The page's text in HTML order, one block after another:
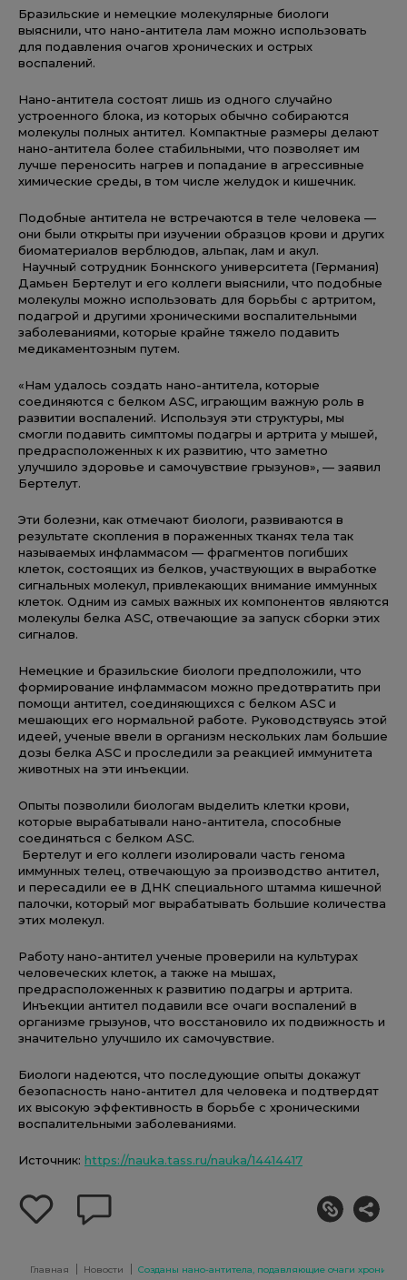
Бразильские и немецкие молекулярные биологи
выяснили, что нано-антитела лам можно использовать
для подавления очагов хронических и острых
воспалений.
Нано-антитела состоят лишь из одного случайно
устроенного блока, из которых обычно собираются
молекулы полных антител. Компактные размеры делают
нано-антитела более стабильными, что позволяет им
лучше переносить нагрев и попадание в агрессивные
химические среды, в том числе желудок и кишечник.
Подобные антитела не встречаются в теле человека —
они были открыты при изучении образцов крови и других
биоматериалов верблюдов, альпак, лам и акул.
Научный сотрудник Боннского университета (Германия)
Дамьен Бертелут и его коллеги выяснили, что подобные
молекулы можно использовать для борьбы с артритом,
подагрой и другими хроническими воспалительными
заболеваниями, которые крайне тяжело подавить
медикаментозным путем.
«Нам удалось создать нано-антитела, которые
соединяются с белком ASC, играющим важную роль в
развитии воспалений. Используя эти структуры, мы
смогли подавить симптомы подагры и артрита у мышей,
предрасположенных к их развитию, что заметно
улучшило здоровье и самочувствие грызунов», — заявил
Бертелут.
Эти болезни, как отмечают биологи, развиваются в
результате скопления в пораженных тканях тела так
называемых инфламмасом — фрагментов погибших
клеток, состоящих из белков, участвующих в выработке
сигнальных молекул, привлекающих внимание иммунных
клеток. Одним из самых важных их компонентов являются
молекулы белка ASC, отвечающие за запуск сборки этих
сигналов.
Немецкие и бразильские биологи предположили, что
формирование инфламмасом можно предотвратить при
помощи антител, соединяющихся с белком ASC и
мешающих его нормальной работе. Руководствуясь этой
идеей, ученые ввели в организм нескольких лам большие
дозы белка ASC и проследили за реакцией иммунитета
животных на эти инъекции.
Опыты позволили биологам выделить клетки крови,
которые вырабатывали нано-антитела, способные
соединяться с белком ASC.
Бертелут и его коллеги изолировали часть генома
иммунных телец, отвечающую за производство антител,
и пересадили ее в ДНК специального штамма кишечной
палочки, который мог вырабатывать большие количества
этих молекул.
Работу нано-антител ученые проверили на культурах
человеческих клеток, а также на мышах,
предрасположенных к развитию подагры и артрита.
Инъекции антител подавили все очаги воспалений в
организме грызунов, что восстановило их подвижность и
значительно улучшило их самочувствие.
Биологи надеются, что последующие опыты докажут
безопасность нано-антител для человека и подтвердят
их высокую эффективность в борьбе с хроническими
воспалительными заболеваниями.
Источник: https://nauka.tass.ru/nauka/14414417
добавить
себе
Главная Новости Созданы нано-антитела, подавляющие очаги